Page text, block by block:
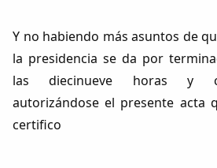
Y no habiendo más asuntos de
la presidencia se da por
las diecinueve horas y
autorizándose el presente acta
certifico